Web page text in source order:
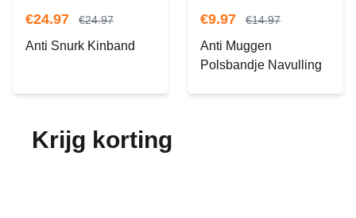
€24.97 €24.97
Anti Snurk Kinband
€9.97 €14.97
Anti Muggen
Polsbandje Navulling
Krijg korting